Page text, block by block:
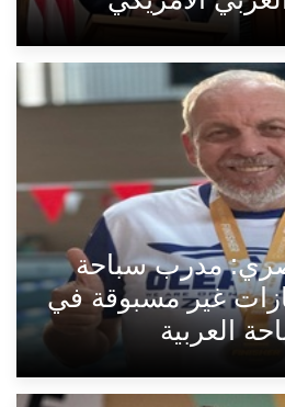
مدرب سباحة
غير مسبوقة في
العربية